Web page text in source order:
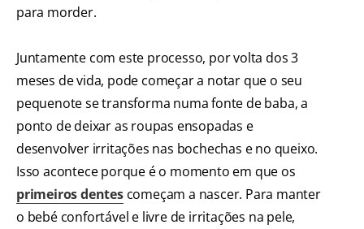
para morder.
Juntamente com este processo, por volta dos 3
meses de vida, pode começar a notar que o seu
pequenote se transforma numa fonte de baba, a
ponto de deixar as roupas ensopadas e
desenvolver irritações nas bochechas e no queixo.
Isso acontece porque é o momento em que os
primeiros dentescomeçam a nascer. Para manter
o bebé confortável e livre de irritações na pele,